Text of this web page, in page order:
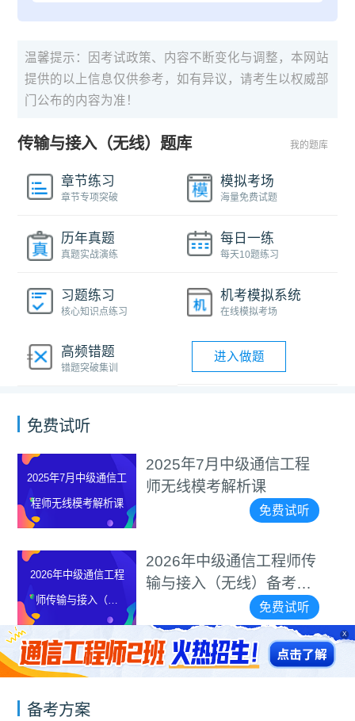
温馨提示：因考试政策、内容不断变化与调整，本网站
提供的以上信息仅供参考，如有异议，请考生以权威部
门公布的内容为准！
传输与接入（无线）题库 我的题库
章节练习
章节专项突破
模拟考场
海量免费试题
历年真题
真题实战演练
每日一练
每天10题练习
习题练习
核心知识点练习
机考模拟系统
在线模拟考场
高频错题
错题突破集训
进入做题
免费试听
2025年7月中级通信工
程师无线模考解析课
2025年7月中级通信工程
师无线模考解析课
免费试听
2026年中级通信工程
师传输与接入（无
线）备考攻略
2026年中级通信工程师传
输与接入（无线）备考攻
免费试听
X
备考方案